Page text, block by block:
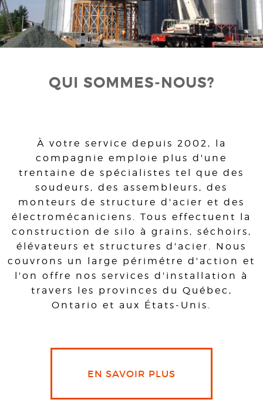
QUI SOMMES-NOUS?
À votre service depuis 2002, la
compagnie emploie plus d'une
trentaine de spécialistes tel que des
soudeurs, des assembleurs, des
monteurs de structure d'acier et des
électromécaniciens. Tous effectuent la
construction de silo à grains, séchoirs,
élévateurs et structures d'acier. Nous
couvrons un large périmétre d'action et
l'on offre nos services d'installation à
travers les provinces du Québec,
Ontario et aux États-Unis.
EN SAVOIR PLUS